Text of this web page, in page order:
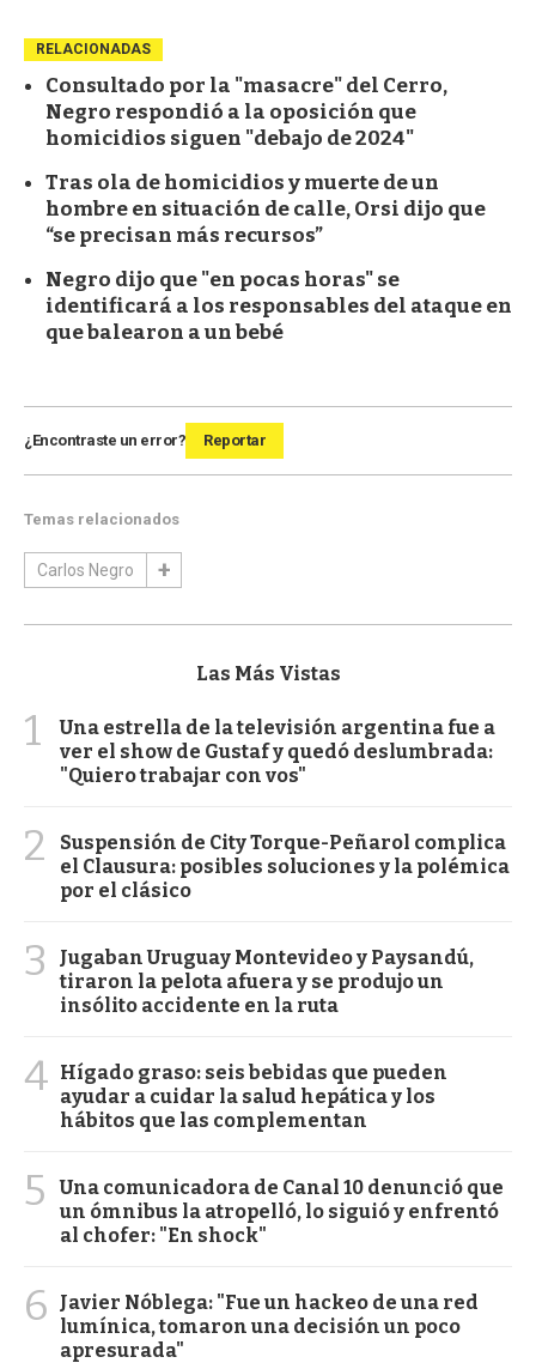
RELACIONADAS
Consultado por la "masacre" del Cerro,
Negro respondió a la oposición que
homicidios siguen "debajo de 2024"
Tras ola de homicidios y muerte de un
hombre en situación de calle, Orsi dijo que
“se precisan más recursos”
Negro dijo que "en pocas horas" se
identificará a los responsables del ataque en
que balearon a un bebé
¿Encontraste un error? Reportar
Temas relacionados
Carlos Negro
Las Más Vistas
1
Una estrella de la televisión argentina fue a
ver el show de Gustaf y quedó deslumbrada:
"Quiero trabajar con vos"
2
Suspensión de City Torque-Peñarol complica
el Clausura: posibles soluciones y la polémica
por el clásico
3
Jugaban Uruguay Montevideo y Paysandú,
tiraron la pelota afuera y se produjo un
insólito accidente en la ruta
4 Hígado graso: seis bebidas que pueden
ayudar a cuidar la salud hepática y los
hábitos que las complementan
5
Una comunicadora de Canal 10 denunció que
un ómnibus la atropelló, lo siguió y enfrentó
al chofer: "En shock"
6
Javier Nóblega: "Fue un hackeo de una red
lumínica, tomaron una decisión un poco
apresurada"